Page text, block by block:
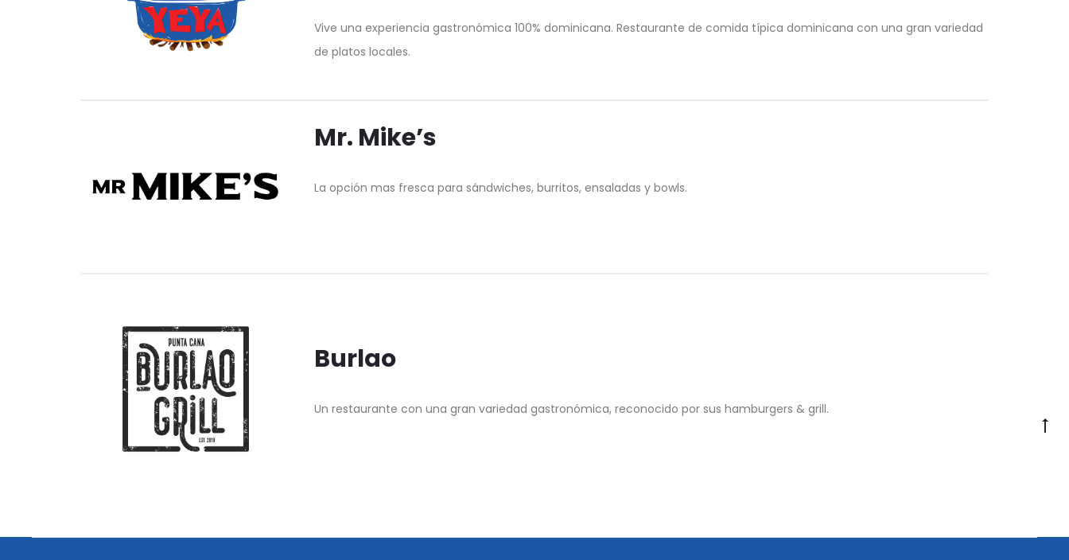
Vive una experiencia gastronómica 100% dominicana. Restaurante de comida típica dominicana con una gran variedad
de platos locales.
Mr. Mike’s
La opción mas fresca para sándwiches, burritos, ensaladas y bowls.
Burlao
Un restaurante con una gran variedad gastronómica, reconocido por sus hamburgers & grill.